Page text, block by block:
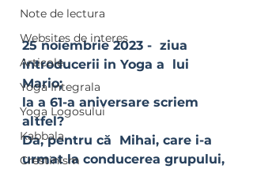
Note de lectura
Websites de interes
Articole
Yoga Integrala
Yoga Logosului
Kabbala
Crestinism
25 noiembrie 2023 -  ziua
introducerii in Yoga a  lui
Mario;
la a 61-a aniversare scriem
altfel?
Da, pentru că  Mihai, care i-a
urmat la conducerea grupului,